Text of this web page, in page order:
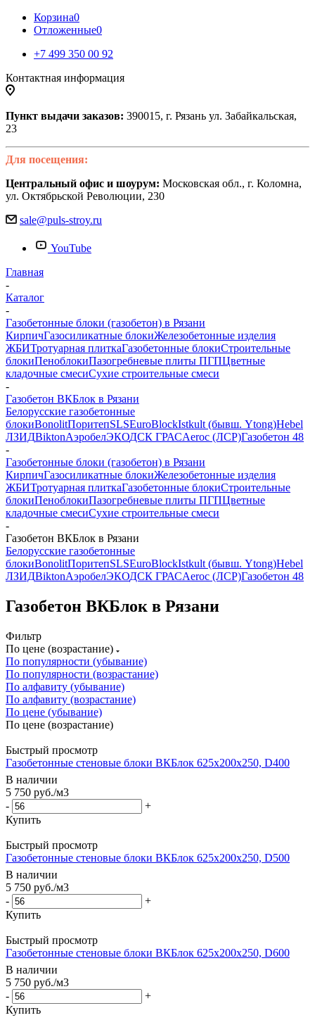
Корзина0
Отложенные0
+7 499 350 00 92
Контактная информация
Пункт выдачи заказов: 390015, г. Рязань ул. Забайкальская,
23
Для посещения:
Центральный офис и шоурум: Московская обл., г. Коломна,
ул. Октябрьской Революции, 230
sale@puls-stroy.ru
YouTube
Главная
-
Каталог
-
Газобетонные блоки (газобетон) в Рязани
КирпичГазосиликатные блокиЖелезобетонные изделия
ЖБИТротуарная плиткаГазобетонные блокиСтроительные
блокиПеноблокиПазогребневые плиты ПГПЦветные
кладочные смесиСухие строительные смеси
-
Газобетон ВКБлок в Рязани
Белорусские газобетонные
блокиBonolitПоритепSLSEuroBlockIstkult (бывш. Ytong)Hebel
ЛЗИДBiktonАэробелЭКОДСК ГРАСAeroc (ЛСР)Газобетон 48
-
Газобетонные блоки (газобетон) в Рязани
КирпичГазосиликатные блокиЖелезобетонные изделия
ЖБИТротуарная плиткаГазобетонные блокиСтроительные
блокиПеноблокиПазогребневые плиты ПГПЦветные
кладочные смесиСухие строительные смеси
-
Газобетон ВКБлок в Рязани
Белорусские газобетонные
блокиBonolitПоритепSLSEuroBlockIstkult (бывш. Ytong)Hebel
ЛЗИДBiktonАэробелЭКОДСК ГРАСAeroc (ЛСР)Газобетон 48
Газобетон ВКБлок в Рязани
Фильтр
По цене (возрастание)
По популярности (убывание)
По популярности (возрастание)
По алфавиту (убывание)
По алфавиту (возрастание)
По цене (убывание)
По цене (возрастание)
Быстрый просмотр
Газобетонные стеновые блоки ВКБлок 625х200х250, D400
В наличии
5 750 руб./м3
-
+
Купить
Быстрый просмотр
Газобетонные стеновые блоки ВКБлок 625х200х250, D500
В наличии
5 750 руб./м3
-
+
Купить
Быстрый просмотр
Газобетонные стеновые блоки ВКБлок 625х200х250, D600
В наличии
5 750 руб./м3
-
+
Купить